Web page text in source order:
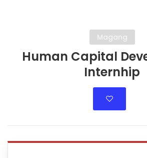
Magang
Human Capital
Internhip